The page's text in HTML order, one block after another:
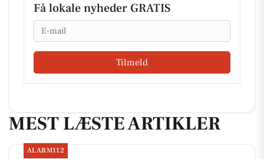
Få lokale nyheder GRATIS
Email
Tilmeld
MEST LÆSTE ARTIKLER
ALARM112